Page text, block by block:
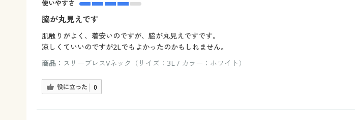
使いやすさ
脇が丸見えです
肌触りがよく、着安いのですが、脇が丸見えですです。
涼しくていいのですが2Lでもよかったのかもしれません。
商品： スリーブレスVネック（サイズ：3L / カラー：ホワイト）
役に立った 0